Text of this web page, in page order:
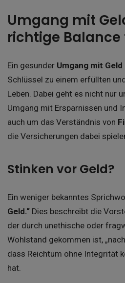
Umgang mit
richtige Balance
Ein gesunder Umgang mit Geld
Schlüssel zu einem erfüllten
Leben. Dabei geht es nicht nur
Umgang mit Ersparnissen und
auch um das Verständnis von
die Versicherungen dabei
Stinken vor Geld?
Ein weniger bekanntes
Geld.“ Dies beschreibt die
der durch unethische oder
Wohlstand gekommen ist,
dass Reichtum ohne Integrität
hat.